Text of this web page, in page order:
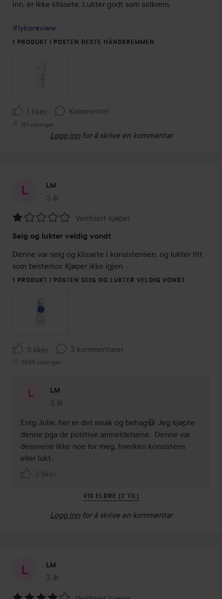
5
inn, er ikke klissete. Lukter godt som solkrem.
#lykoreview
1 PRODUKT I POSTEN BESTE HÅNDKREMMEN
1 liker Kommenter
161 visninger
Logg inn for å skrive en kommentar
LM
3 år
Innlegget ble opprettet 3 år
1
av
5
Verifisert kjøper
Seig og lukter veldig vondt
Denne var seig og klissete i konsistensen, og lukter litt
som bestemor. Kjøper ikke igjen
1 PRODUKT I POSTEN SEIG OG LUKTER VELDIG VONDT
3 liker 3 kommentarer
3049 visninger
LM
3 år
Kommentaren lades 3 år
Enig Julie, her er det smak og behag😃 Jeg kjøpte
denne pga de positive anmeldelsene.  Denne var
dessverre ikke noe for meg, hverken konsistens
eller lukt.
3 liker
VIS ELDRE (2 TIL)
Logg inn for å skrive en kommentar
LM
3 år
Innlegget ble opprettet 3 år